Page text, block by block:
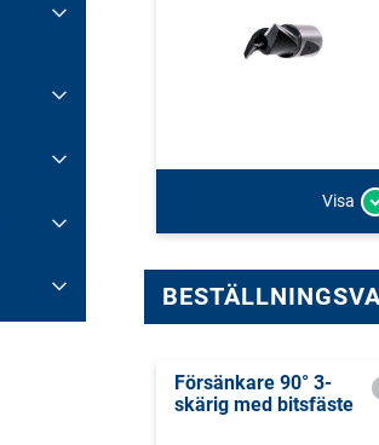
Visa
Försänkare 90° 3-
skärig med bitsfäste